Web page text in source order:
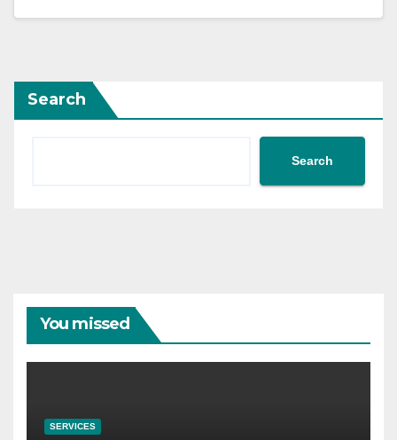
Search
Search
You missed
SERVICES